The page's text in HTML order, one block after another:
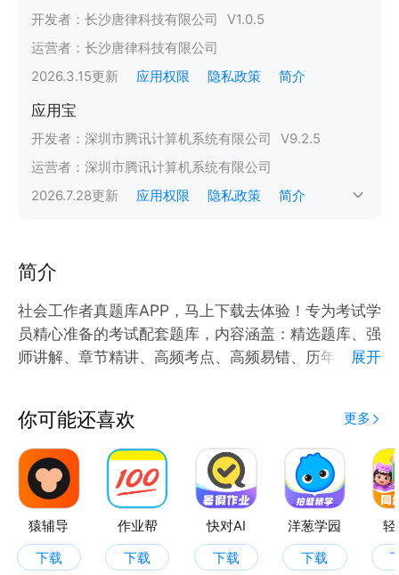
开发者： 长沙唐律科技有限公司 V1.0.5
运营者： 长沙唐律科技有限公司
2026.3.15更新 应用权限 隐私政策 简介
应用宝
开发者： 深圳市腾讯计算机系统有限公司 V9.2.5
运营者： 深圳市腾讯计算机系统有限公司
2026.7.28更新 应用权限 隐私政策 简介
简介
社会工作者真题库APP，马上下载去体验！专为考试学
员精心准备的考试配套题库，内容涵盖：精选题库、强
师讲解、章节精讲、高频考点、高频易错、历年真题、
【2026年社会工作者真题库 升级题库】精选考题，超
全考点，重难点解读，助力提升，效率通关！
【2026年社会工作者真题库 章节精讲】根据2026考
试大纲及官方教材修订补充，从基础抓起，章节考点课
程精讲，更有对应章节练习题及视频讲解！
【2026年社会工作者真题库 高频题库】高频考点＋高
频易错，深入解析，助你牢记常考、易错点！
展开
你可能还喜欢 更多
猿辅导
下载
作业帮
下载
快对AI
下载
洋葱学园
下载